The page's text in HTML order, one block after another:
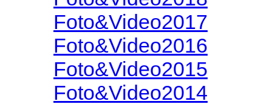
Foto&Video2017
Foto&Video2016
Foto&Video2015
Foto&Video2014